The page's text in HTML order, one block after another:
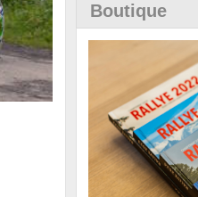
Boutique